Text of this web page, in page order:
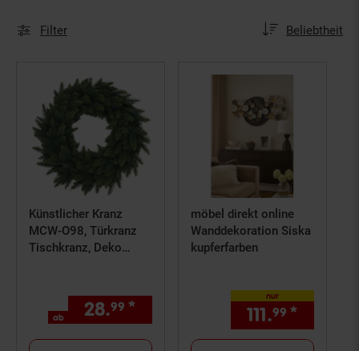
Filter Sortierung:
Beliebtheit
Künstlicher Kranz
MCW-O98, Türkranz
Tischkranz, Deko
ab 28.99 * € Sternchen
möbel direkt online
Wanddekoration Siska
kupferfarben
nur
111.99 *